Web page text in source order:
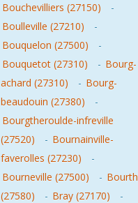
Bouchevilliers (27150)
-
Boulleville (27210)
-
Bouquelon (27500)
-
Bouquetot (27310)
- Bourg-
achard (27310)
- Bourg-
beaudouin (27380)
-
Bourgtheroulde-infreville
(27520)
- Bournainville-
faverolles (27230)
-
Bourneville (27500)
- Bourth
(27580)
- Bray (27170)
-